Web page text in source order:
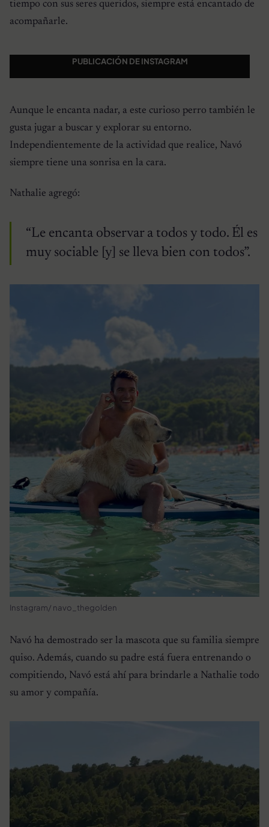
tiempo con sus seres queridos, siempre está encantado de
acompañarle.
PUBLICACIÓN DE INSTAGRAM
Aunque le encanta nadar, a este curioso perro también le
gusta jugar a buscar y explorar su entorno.
Independientemente de la actividad que realice, Navó
siempre tiene una sonrisa en la cara.
Nathalie agregó:
“Le encanta observar a todos y todo. Él es
muy sociable [y] se lleva bien con todos”.
Instagram/ navo_thegolden
Navó ha demostrado ser la mascota que su familia siempre
quiso. Además, cuando su padre está fuera entrenando o
compitiendo, Navó está ahí para brindarle a Nathalie todo
su amor y compañía.